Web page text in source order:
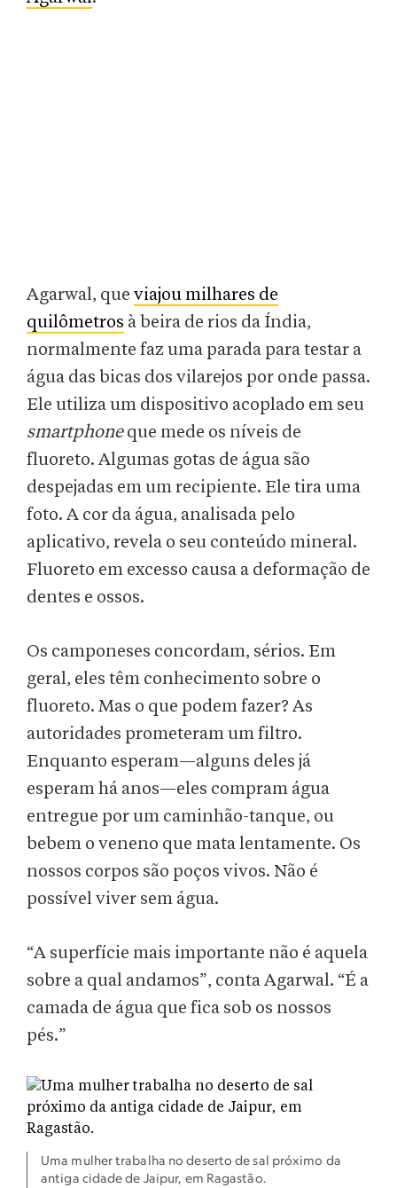
Agarwal, que viajou milhares de
quilômetros à beira de rios da Índia,
normalmente faz uma parada para testar a
água das bicas dos vilarejos por onde passa.
Ele utiliza um dispositivo acoplado em seu
smartphoneque mede os níveis de
fluoreto. Algumas gotas de água são
despejadas em um recipiente. Ele tira uma
foto. A cor da água, analisada pelo
aplicativo, revela o seu conteúdo mineral.
Fluoreto em excesso causa a deformação de
dentes e ossos.
Os camponeses concordam, sérios. Em
geral, eles têm conhecimento sobre o
fluoreto. Mas o que podem fazer? As
autoridades prometeram um filtro.
Enquanto esperam—alguns deles já
esperam há anos—eles compram água
entregue por um caminhão-tanque, ou
bebem o veneno que mata lentamente. Os
nossos corpos são poços vivos. Não é
possível viver sem água.
“A superfície mais importante não é aquela
sobre a qual andamos”, conta Agarwal. “É a
camada de água que fica sob os nossos
pés.”
Uma mulher trabalha no deserto de sal próximo da
antiga cidade de Jaipur, em Ragastão.